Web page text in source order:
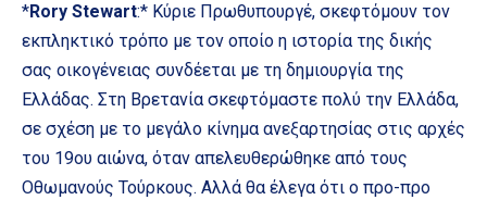
*Rory Stewart:* Κύριε Πρωθυπουργέ, σκεφτόμουν τον
εκπληκτικό τρόπο με τον οποίο η ιστορία της δικής
σας οικογένειας συνδέεται με τη δημιουργία της
Ελλάδας. Στη Βρετανία σκεφτόμαστε πολύ την Ελλάδα,
σε σχέση με το μεγάλο κίνημα ανεξαρτησίας στις αρχές
του 19ου αιώνα, όταν απελευθερώθηκε από τους
Οθωμανούς Τούρκους. Αλλά θα έλεγα ότι ο προ-προ